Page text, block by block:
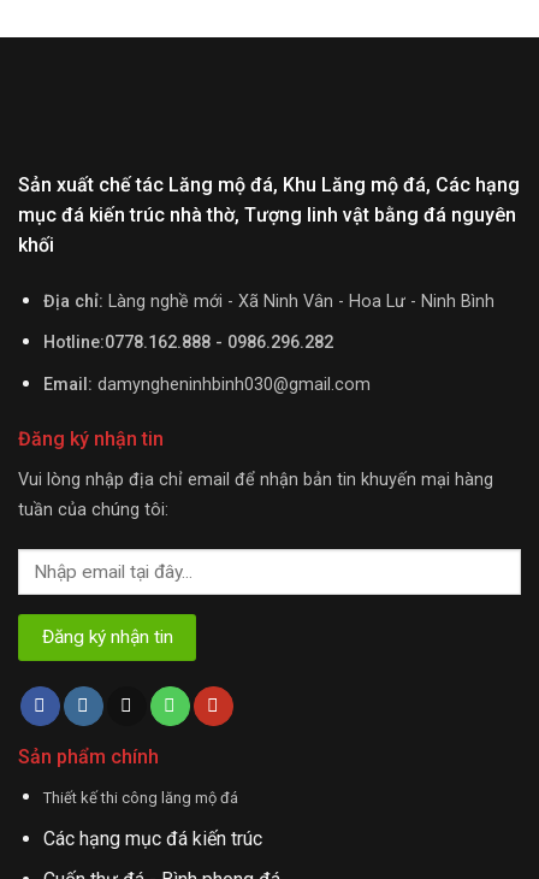
Sản xuất chế tác Lăng mộ đá, Khu Lăng mộ đá, Các hạng
mục đá kiến trúc nhà thờ, Tượng linh vật bằng đá nguyên
khối
Địa chỉ: Làng nghề mới - Xã Ninh Vân - Hoa Lư - Ninh Bình
Hotline:0778.162.888 - 0986.296.282
Email: damyngheninhbinh030@gmail.com
Đăng ký nhận tin
Vui lòng nhập địa chỉ email để nhận bản tin khuyến mại hàng
tuần của chúng tôi:
Sản phẩm chính
Thiết kế thi công lăng mộ đá
Các hạng mục đá kiến trúc